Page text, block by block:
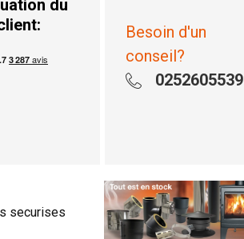
du
Besoin d'un
conseil?
0252605539